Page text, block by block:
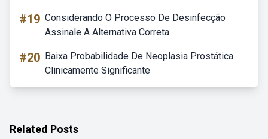
#19 Considerando O Processo De Desinfecção
Assinale A Alternativa Correta
#20 Baixa Probabilidade De Neoplasia Prostática
Clinicamente Significante
Related Posts